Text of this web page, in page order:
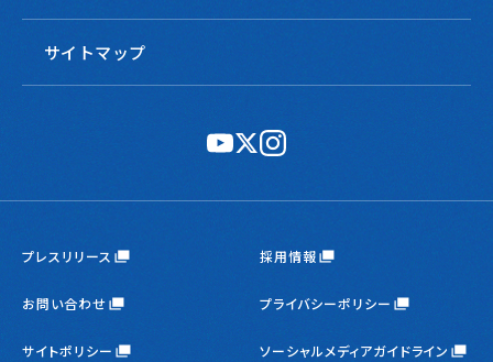
サイトマップ
式 式 式
プレスリリース 採用情報
お問い合わせ プライバシーポリシー
サイトポリシー ソーシャルメディアガイドライン